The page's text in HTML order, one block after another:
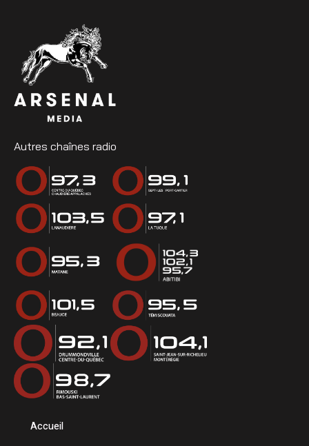
Autres chaînes radio
Accueil